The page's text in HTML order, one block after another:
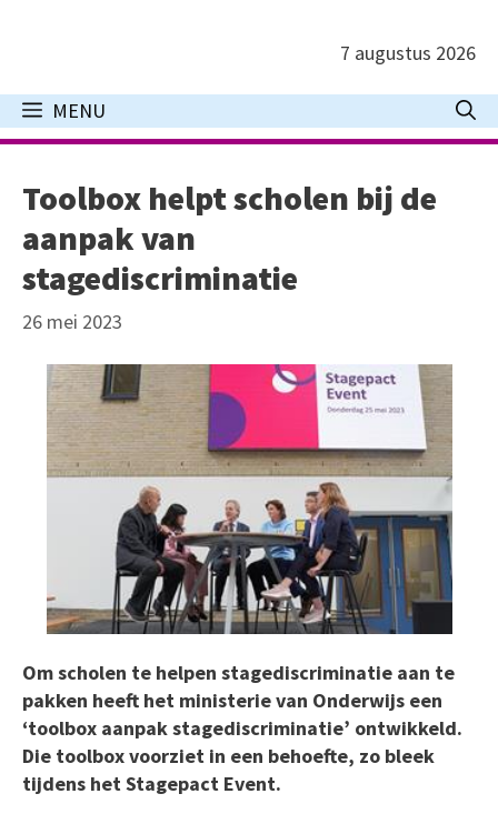
inhoud
7 augustus 2026
MENU
Toolbox helpt scholen bij de
aanpak van
stagediscriminatie
26 mei 2023
Om scholen te helpen stagediscriminatie aan te
pakken heeft het ministerie van Onderwijs een
‘toolbox aanpak stagediscriminatie’ ontwikkeld.
Die toolbox voorziet in een behoefte, zo bleek
tijdens het Stagepact Event.